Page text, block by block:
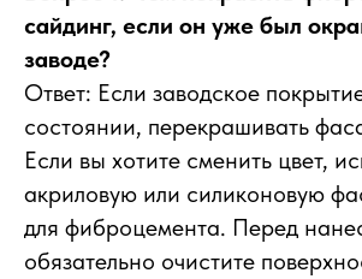
сайдинг, если он уже был
заводе?
Ответ: Если заводское
состоянии, перекрашивать
Если вы хотите сменить цвет,
акриловую или силиконовую
для фиброцемента. Перед
обязательно очистите